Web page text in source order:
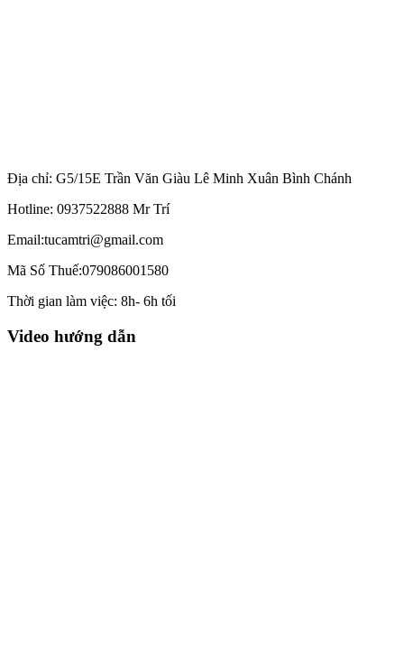
Địa chỉ: G5/15E Trần Văn Giàu Lê Minh Xuân Bình Chánh
Hotline: 0937522888 Mr Trí
Email:tucamtri@gmail.com
Mã Số Thuế:079086001580
Thời gian làm việc: 8h- 6h tối
Video hướng dẫn